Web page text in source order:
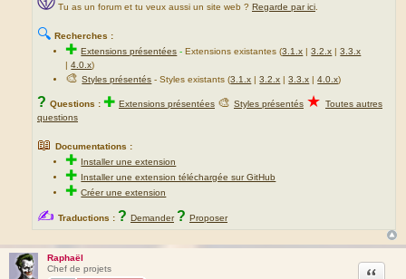
Tu as un forum et tu veux aussi un site web ? Regarde par ici
🔍 Recherches :
✚Extensions présentées -Extensions existantes (3.1.x |3.2.x |3.3.x
|4.0.x)
🎨Styles présentés - Styles existants (3.1.x |3.2.x |3.3.x |4.0.x)
? Questions : ✚ Extensions présentées 🎨 Styles présentés ★ Toutes autres
questions
📖 Documentations :
✚ Installer une extension
✚ Installer une extension téléchargée sur GitHub
✚Créer une extension
✍ Traductions : ? Demander ? Proposer
Raphaël
Chef de projets
Citation